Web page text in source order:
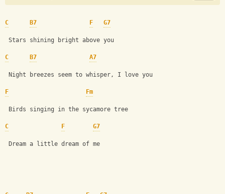
C B7 F G7
Stars shining bright above you
C B7 A7
Night breezes seem to whisper, I love you
F Fm
Birds singing in the sycamore tree
C F G7
Dream a little dream of me